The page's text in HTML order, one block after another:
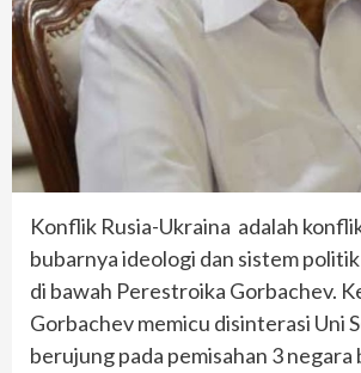
Konflik Rusia-Ukraina adalah
bubarnya ideologi dan sistem
di bawah Perestroika Gorbachev.
Gorbachev memicu disinterasi Uni
berujung pada pemisahan 3 negara